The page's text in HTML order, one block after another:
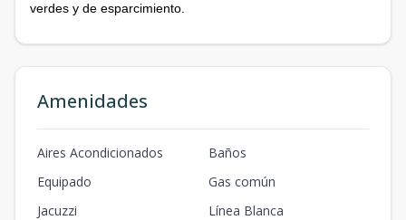
verdes y de esparcimiento.
Amenidades
Aires Acondicionados
Baños
Equipado
Gas común
Jacuzzi
Línea Blanca